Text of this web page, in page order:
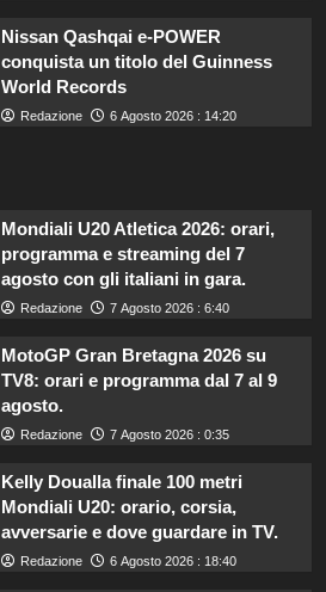
Nissan Qashqai e-POWER
conquista un titolo del Guinness
World Records
Redazione 6 Agosto 2026 : 14:20
Mondiali U20 Atletica 2026: orari,
programma e streaming del 7
agosto con gli italiani in gara.
Redazione 7 Agosto 2026 : 6:40
MotoGP Gran Bretagna 2026 su
TV8: orari e programma dal 7 al 9
agosto.
Redazione 7 Agosto 2026 : 0:35
Kelly Doualla finale 100 metri
Mondiali U20: orario, corsia,
avversarie e dove guardare in TV.
Redazione 6 Agosto 2026 : 18:40